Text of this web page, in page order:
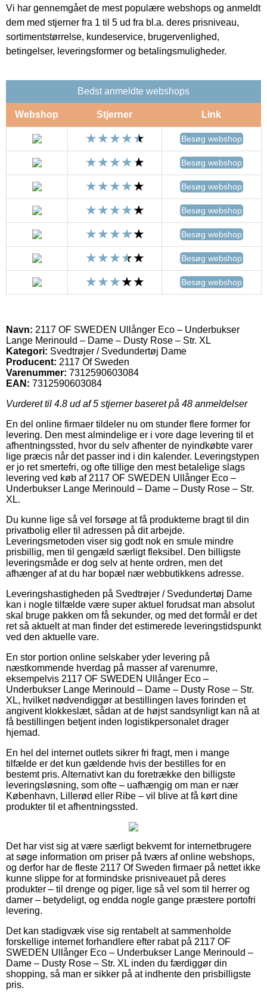
Vi har gennemgået de mest populære webshops og anmeldt
dem med stjerner fra 1 til 5 ud fra bl.a. deres prisniveau,
sortimentstørrelse, kundeservice, brugervenlighed,
betingelser, leveringsformer og betalingsmuligheder.
Bedst anmeldte webshops
Webshop Stjerner Link
Besøg webshop
Besøg webshop
Besøg webshop
Besøg webshop
Besøg webshop
Besøg webshop
Besøg webshop
Navn: 2117 OF SWEDEN Ullånger Eco – Underbukser
Lange Merinould – Dame – Dusty Rose – Str. XL
Kategori: Svedtrøjer / Svedundertøj Dame
Producent: 2117 Of Sweden
Varenummer: 7312590603084
EAN: 7312590603084
Vurderet til 4.8 ud af 5 stjerner baseret på 48 anmeldelser
En del online firmaer tildeler nu om stunder flere former for
levering. Den mest almindelige er i vore dage levering til et
afhentningssted, hvor du selv afhenter de nyindkøbte varer
lige præcis når det passer ind i din kalender. Leveringstypen
er jo ret smertefri, og ofte tillige den mest betalelige slags
levering ved køb af 2117 OF SWEDEN Ullånger Eco –
Underbukser Lange Merinould – Dame – Dusty Rose – Str.
XL.
Du kunne lige så vel forsøge at få produkterne bragt til din
privatbolig eller til adressen på dit arbejde.
Leveringsmetoden viser sig godt nok en smule mindre
prisbillig, men til gengæld særligt fleksibel. Den billigste
leveringsmåde er dog selv at hente ordren, men det
afhænger af at du har bopæl nær webbutikkens adresse.
Leveringshastigheden på Svedtrøjer / Svedundertøj Dame
kan i nogle tilfælde være super aktuel forudsat man absolut
skal bruge pakken om få sekunder, og med det formål er det
ret så aktuelt at man finder det estimerede leveringstidspunkt
ved den aktuelle vare.
En stor portion online selskaber yder levering på
næstkommende hverdag på masser af varenumre,
eksempelvis 2117 OF SWEDEN Ullånger Eco –
Underbukser Lange Merinould – Dame – Dusty Rose – Str.
XL, hvilket nødvendiggør at bestillingen laves forinden et
angivent klokkeslæt, sådan at de højst sandsynligt kan nå at
få bestillingen betjent inden logistikpersonalet drager
hjemad.
En hel del internet outlets sikrer fri fragt, men i mange
tilfælde er det kun gældende hvis der bestilles for en
bestemt pris. Alternativt kan du foretrække den billigste
leveringsløsning, som ofte – uafhængig om man er nær
København, Lillerød eller Ribe – vil blive at få kørt dine
produkter til et afhentningssted.
Det har vist sig at være særligt bekvemt for internetbrugere
at søge information om priser på tværs af online webshops,
og derfor har de fleste 2117 Of Sweden firmaer på nettet ikke
kunne slippe for at formindske prisniveauet på deres
produkter – til drenge og piger, lige så vel som til herrer og
damer – betydeligt, og endda nogle gange præstere portofri
levering.
Det kan stadigvæk vise sig rentabelt at sammenholde
forskellige internet forhandlere efter rabat på 2117 OF
SWEDEN Ullånger Eco – Underbukser Lange Merinould –
Dame – Dusty Rose – Str. XL inden du færdiggør din
shopping, så man er sikker på at indhente den prisbilligste
pris.